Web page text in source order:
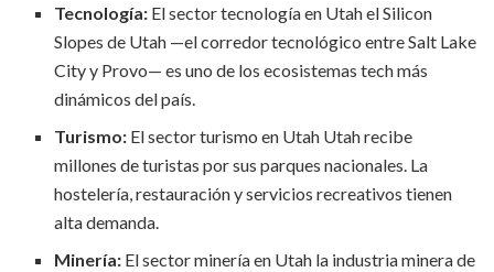
Tecnología: El sector tecnología en Utah el Silicon
Slopes de Utah —el corredor tecnológico entre Salt Lake
City y Provo— es uno de los ecosistemas tech más
dinámicos del país.
Turismo: El sector turismo en Utah Utah recibe
millones de turistas por sus parques nacionales. La
hostelería, restauración y servicios recreativos tienen
alta demanda.
Minería: El sector minería en Utah la industria minera de